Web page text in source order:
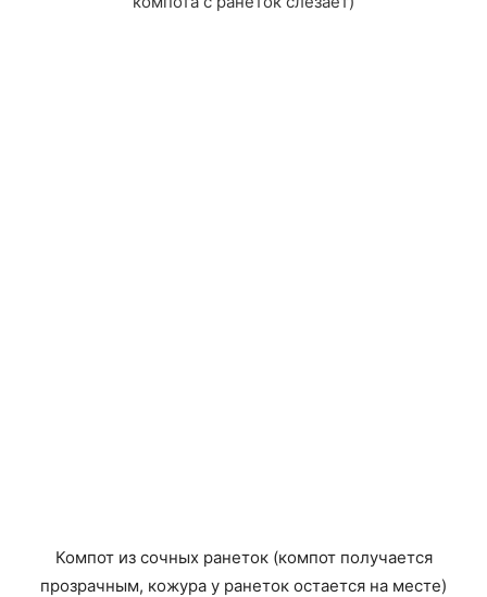
Компот из сочных ранеток (компот получается
прозрачным, кожура у ранеток остается на месте)